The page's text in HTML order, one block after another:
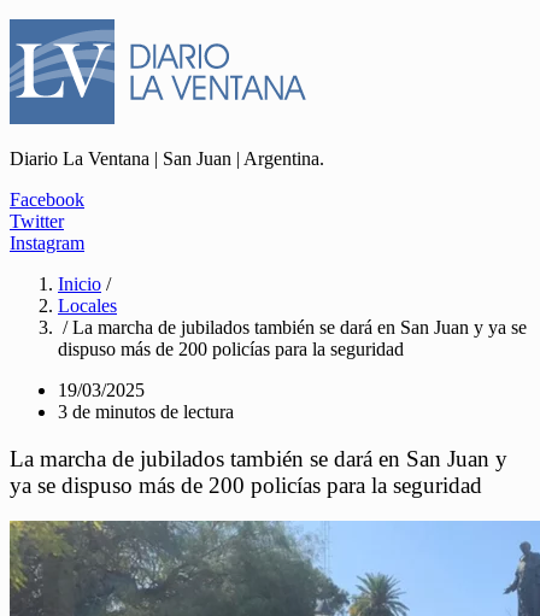
Diario La Ventana | San Juan | Argentina.
Facebook
Twitter
Instagram
Inicio /
Locales
/ La marcha de jubilados también se dará en San Juan y ya se
dispuso más de 200 policías para la seguridad
19/03/2025
3 de minutos de lectura
La marcha de jubilados también se dará en San Juan y
ya se dispuso más de 200 policías para la seguridad